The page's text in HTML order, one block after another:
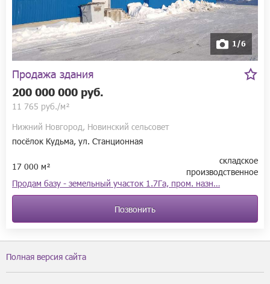
1/6
Продажа здания
200 000 000 руб.
11 765 руб./м²
Нижний Новгород, Новинский сельсовет
посёлок Кудьма, ул. Станционная
17 000 м²
складское
производственное
Прoдам базу - земельный участок 1.7Га, пром. назн…
Позвонить
Полная версия сайта